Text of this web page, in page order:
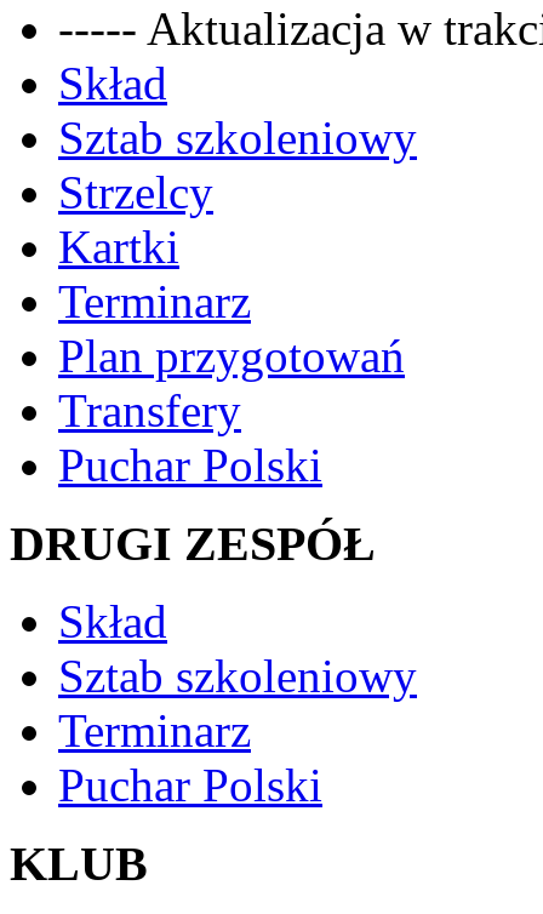
----- Aktualizacja w
Skład
Sztab szkoleniowy
Strzelcy
Kartki
Terminarz
Plan przygotowań
Transfery
Puchar Polski
DRUGI ZESPÓŁ
Skład
Sztab szkoleniowy
Terminarz
Puchar Polski
KLUB